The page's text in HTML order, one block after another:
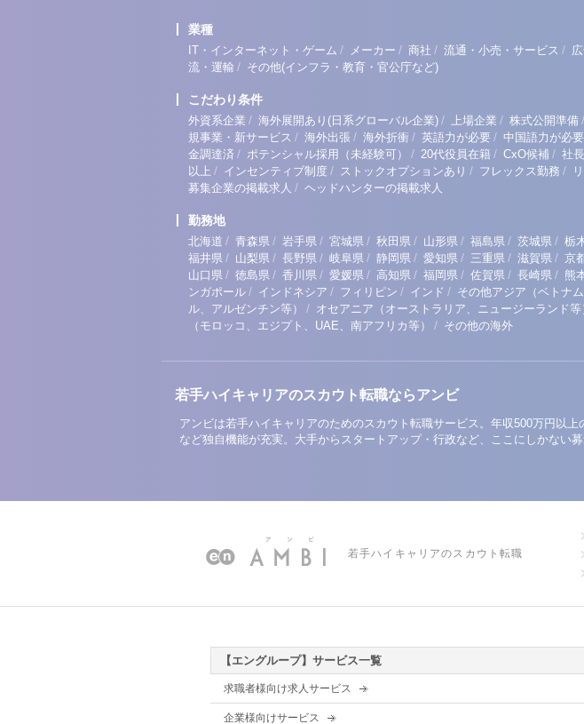
業種
IT・インターネット・ゲーム / メーカー / 商社 / 流通・小売・サービス /
流・運輸 / その他(インフラ・教育・官公庁など)
こだわり条件
外資系企業 / 海外展開あり(日系グローバル企業) / 上場企業 / 株式公開準備 /
規事業・新サービス / 海外出張 / 海外折衝 / 英語力が必要 / 中国語力が必要
金調達済 / ポテンシャル採用（未経験可） / 20代役員在籍 / CxO候補 / 社
以上 / インセンティブ制度 / ストックオプションあり / フレックス勤務 /
募集企業の掲載求人 / ヘッドハンターの掲載求人
勤務地
北海道 / 青森県 / 岩手県 / 宮城県 / 秋田県 / 山形県 / 福島県 / 茨城県 / 栃
福井県 / 山梨県 / 長野県 / 岐阜県 / 静岡県 / 愛知県 / 三重県 / 滋賀県 / 京
山口県 / 徳島県 / 香川県 / 愛媛県 / 高知県 / 福岡県 / 佐賀県 / 長崎県 / 熊
ンガポール / インドネシア / フィリピン / インド / その他アジア（ベトナ
ル、アルゼンチン等）
/ オセアニア（オーストラリア、ニュージーランド等
（モロッコ、エジプト、UAE、南アフリカ等）
/ その他の海外
若手ハイキャリアのスカウト転職ならアンビ
アンビは若手ハイキャリアのためのスカウト転職サービス。年収500万円以
など独自機能が充実。大手からスタートアップ・行政など、ここにしかない募
若手ハイキャリアのスカウト転職
【エングループ】サービス一覧
求職者様向け求人サービス
企業様向けサービス